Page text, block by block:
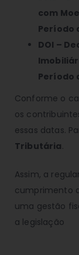
com
Período
DOI –
Período
Conforme o
os
essas datas.
Tributária.
Assim, a
cumprimento
uma gestão
a legislação